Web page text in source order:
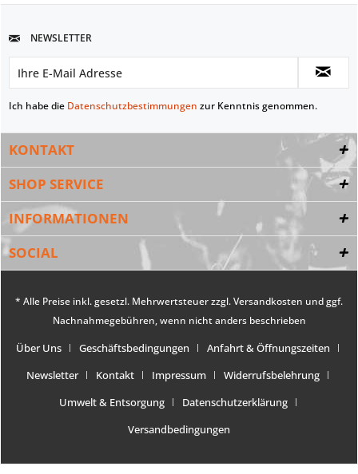
NEWSLETTER
Ich habe die Datenschutzbestimmungen zur Kenntnis genommen.
KONTAKT
SHOP SERVICE
INFORMATIONEN
SOCIAL
* Alle Preise inkl. gesetzl. Mehrwertsteuer zzgl.Versandkosten und ggf.
Nachnahmegebühren, wenn nicht anders beschrieben
Über Uns Geschäftsbedingungen
Anfahrt & Öffnungszeiten
Newsletter
Kontakt Impressum
Widerrufsbelehrung
Umwelt & Entsorgung
Datenschutzerklärung
Versandbedingungen